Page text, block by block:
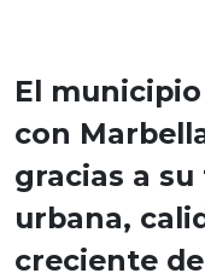
El
con
gracias a
urbana,
creciente